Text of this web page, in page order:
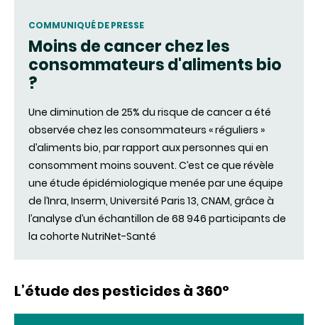
COMMUNIQUÉ DE PRESSE
Moins de cancer chez les
consommateurs d'aliments bio
?
Une diminution de 25% du risque de cancer a été
observée chez les consommateurs « réguliers »
d’aliments bio, par rapport aux personnes qui en
consomment moins souvent. C’est ce que révèle
une étude épidémiologique menée par une équipe
de l’Inra, Inserm, Université Paris 13, CNAM, grâce à
l’analyse d’un échantillon de 68 946 participants de
la cohorte NutriNet-Santé
L’étude des pesticides à 360°